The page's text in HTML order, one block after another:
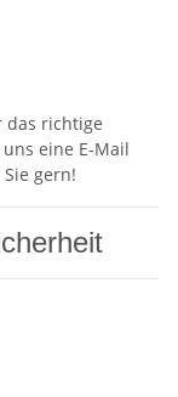
das richtige
eine E-Mail
gern!